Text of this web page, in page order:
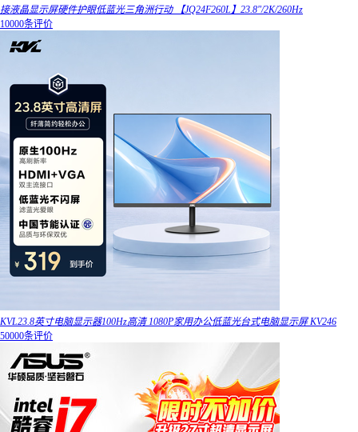
接液晶显示屏硬件护眼低蓝光三角洲行动 【JQ24F260L】23.8"/2K/260Hz
10000条评价
KVL23.8英寸电脑显示器100Hz高清 1080P家用办公低蓝光台式电脑显示屏 KV246
50000条评价